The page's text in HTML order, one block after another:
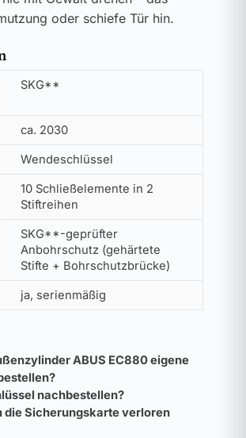
oder schiefe Tür hin.
SKG**
ca. 2030
Wendeschlüssel
10 Schließelemente in 2
Stiftreihen
SKG**-geprüfter
Anbohrschutz (gehärtete
Stifte + Bohrschutzbrücke)
ja, serienmäßig
ABUS EC880 eigene
nachbestellen?
die Sicherungskarte verloren